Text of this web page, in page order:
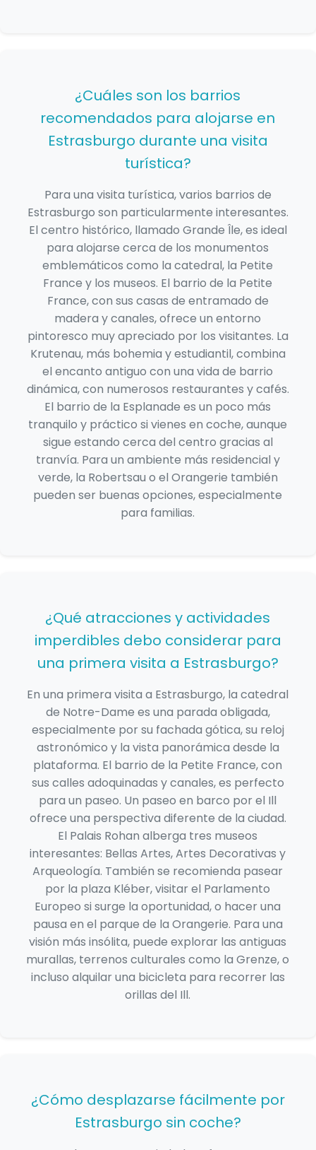
¿Cuáles son los barrios
recomendados para alojarse en
Estrasburgo durante una visita
turística?
Para una visita turística, varios barrios de
Estrasburgo son particularmente interesantes.
El centro histórico, llamado Grande Île, es ideal
para alojarse cerca de los monumentos
emblemáticos como la catedral, la Petite
France y los museos. El barrio de la Petite
France, con sus casas de entramado de
madera y canales, ofrece un entorno
pintoresco muy apreciado por los visitantes. La
Krutenau, más bohemia y estudiantil, combina
el encanto antiguo con una vida de barrio
dinámica, con numerosos restaurantes y cafés.
El barrio de la Esplanade es un poco más
tranquilo y práctico si vienes en coche, aunque
sigue estando cerca del centro gracias al
tranvía. Para un ambiente más residencial y
verde, la Robertsau o el Orangerie también
pueden ser buenas opciones, especialmente
para familias.
¿Qué atracciones y actividades
imperdibles debo considerar para
una primera visita a Estrasburgo?
En una primera visita a Estrasburgo, la catedral
de Notre-Dame es una parada obligada,
especialmente por su fachada gótica, su reloj
astronómico y la vista panorámica desde la
plataforma. El barrio de la Petite France, con
sus calles adoquinadas y canales, es perfecto
para un paseo. Un paseo en barco por el Ill
ofrece una perspectiva diferente de la ciudad.
El Palais Rohan alberga tres museos
interesantes: Bellas Artes, Artes Decorativas y
Arqueología. También se recomienda pasear
por la plaza Kléber, visitar el Parlamento
Europeo si surge la oportunidad, o hacer una
pausa en el parque de la Orangerie. Para una
visión más insólita, puede explorar las antiguas
murallas, terrenos culturales como la Grenze, o
incluso alquilar una bicicleta para recorrer las
orillas del Ill.
¿Cómo desplazarse fácilmente por
Estrasburgo sin coche?